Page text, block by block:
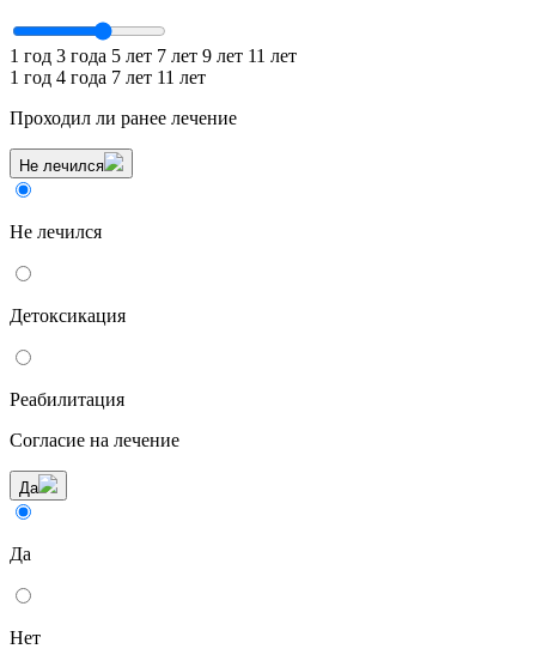
1 год 3 года 5 лет 7 лет 9 лет 11 лет
1 год 4 года 7 лет 11 лет
Проходил ли ранее лечение
Не лечился
Не лечился
Детоксикация
Реабилитация
Согласие на лечение
Да
Да
Нет